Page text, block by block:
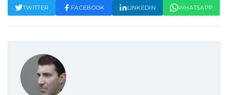
TWITTER FACEBOOK LINKEDIN WHATSAPP